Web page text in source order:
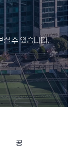
실 수 있습니다.
공